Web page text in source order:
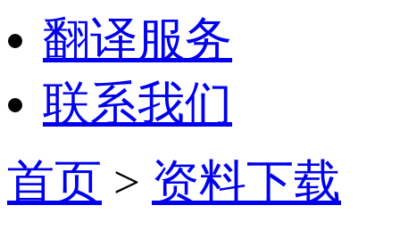
翻译服务
联系我们
首页 > 资料下载